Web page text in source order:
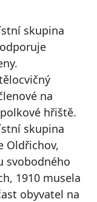
skupina
na
hřiště.
skupina
Oldřichov,
svobodného
1910 musela
obyvatel na